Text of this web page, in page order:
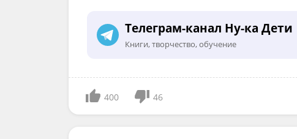
Телеграм-канал Ну-ка Дети
Книги, творчество, обучение
400 46